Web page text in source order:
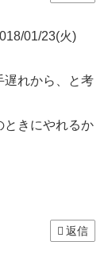
01/23(火)
遅れから、と考
ときにやれるか
返信